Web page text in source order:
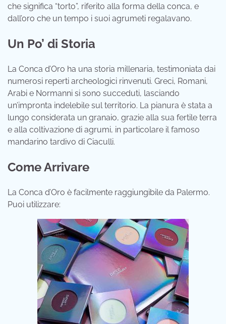
che significa “torto”, riferito alla forma della conca, e
dall’oro che un tempo i suoi agrumeti regalavano.
Un Po’ di Storia
La Conca d’Oro ha una storia millenaria, testimoniata dai
numerosi reperti archeologici rinvenuti. Greci, Romani,
Arabi e Normanni si sono succeduti, lasciando
un’impronta indelebile sul territorio. La pianura è stata a
lungo considerata un granaio, grazie alla sua fertile terra
e alla coltivazione di agrumi, in particolare il famoso
mandarino tardivo di Ciaculli.
Come Arrivare
La Conca d’Oro è facilmente raggiungibile da Palermo.
Puoi utilizzare: